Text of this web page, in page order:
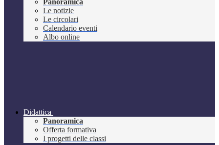
Panoramica
Le notizie
Le circolari
Calendario eventi
Albo online
Didattica
Panoramica
Offerta formativa
I progetti delle classi